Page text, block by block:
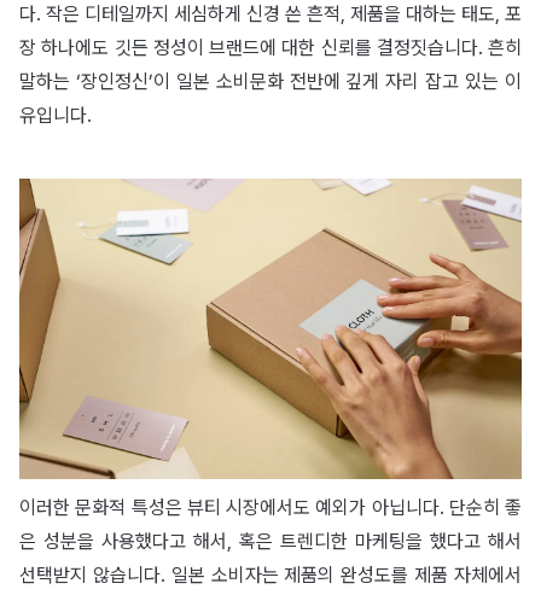
다. 작은 디테일까지 세심하게 신경 쓴 흔적, 제품을 대하는 태도, 포
장 하나에도 깃든 정성이 브랜드에 대한 신뢰를 결정짓습니다. 흔히
말하는 ‘장인정신’이 일본 소비문화 전반에 깊게 자리 잡고 있는 이
유입니다.
이러한 문화적 특성은 뷰티 시장에서도 예외가 아닙니다. 단순히 좋
은 성분을 사용했다고 해서, 혹은 트렌디한 마케팅을 했다고 해서
선택받지 않습니다. 일본 소비자는 제품의 완성도를 제품 자체에서